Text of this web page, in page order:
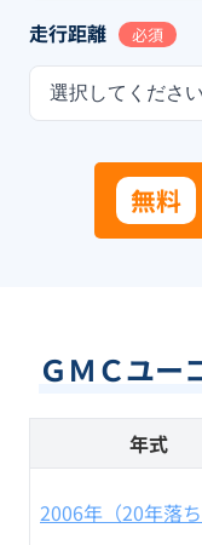
走行距離 必須
選択してください
無料
ＧＭＣユー
年式
2006年（20年落ち